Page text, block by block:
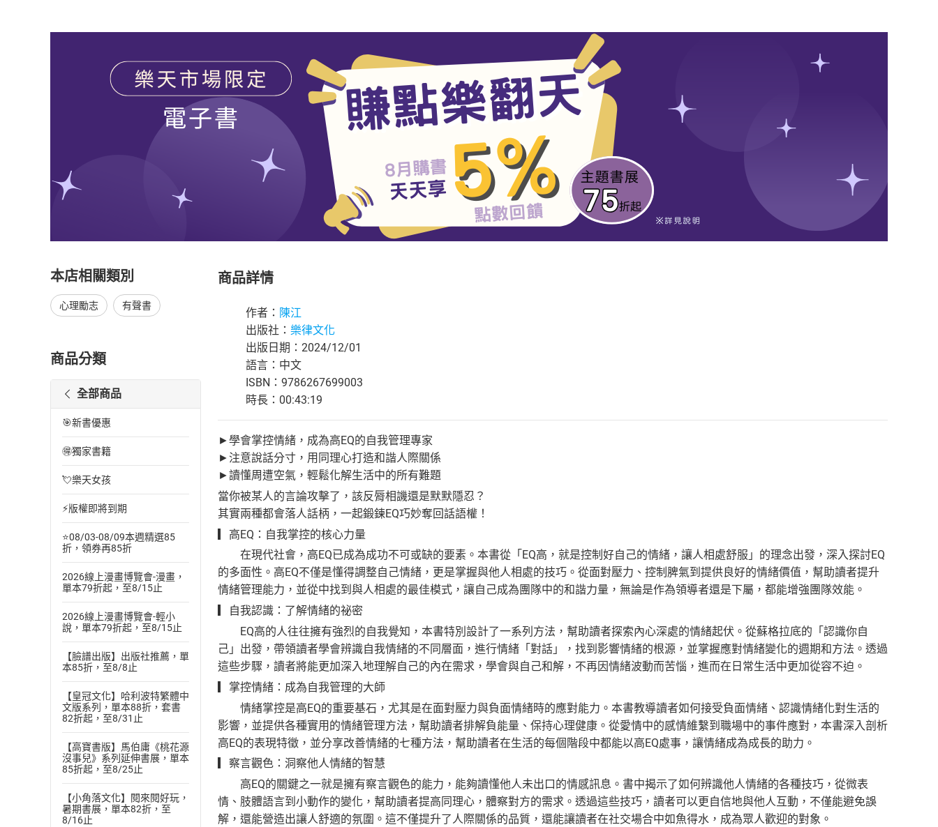
本店相關類別
心理勵志 有聲書
商品分類
全部商品
🎯新書優惠
🉐獨家書籍
💘樂天女孩
⚡版權即將到期
⭐08/03-08/09本週精選85
折，領券再85折
2026線上漫畫博覽會-漫畫，
單本79折起，至8/15止
2026線上漫畫博覽會-輕小
說，單本79折起，至8/15止
【臉譜出版】出版社推薦，單
本85折，至8/8止
【皇冠文化】哈利波特繁體中
文版系列，單本88折，套書
82折起，至8/31止
【高寶書版】馬伯庸《桃花源
沒事兒》系列延伸書展，單本
85折起，至8/25止
【小角落文化】閱來閱好玩，
暑期書展，單本82折，至
8/16止
商品詳情
作者： 陳江
出版社： 樂律文化
出版日期：2024/12/01
語言：中文
ISBN：9786267699003
時長：00:43:19
►學會掌控情緒，成為高EQ的自我管理專家
►注意說話分寸，用同理心打造和諧人際關係
►讀懂周遭空氣，輕鬆化解生活中的所有難題
當你被某人的言論攻擊了，該反脣相譏還是默默隱忍？
其實兩種都會落人話柄，一起鍛鍊EQ巧妙奪回話語權！
▎高EQ：自我掌控的核心力量
在現代社會，高EQ已成為成功不可或缺的要素。本書從「EQ高，就是控制好自己的情緒，讓人相處舒服」的理念出發，深入探討EQ
的多面性。高EQ不僅是懂得調整自己情緒，更是掌握與他人相處的技巧。從面對壓力、控制脾氣到提供良好的情緒價值，幫助讀者提升
情緒管理能力，並從中找到與人相處的最佳模式，讓自己成為團隊中的和諧力量，無論是作為領導者還是下屬，都能增強團隊效能。
▎自我認識：了解情緒的祕密
EQ高的人往往擁有強烈的自我覺知，本書特別設計了一系列方法，幫助讀者探索內心深處的情緒起伏。從蘇格拉底的「認識你自
己」出發，帶領讀者學會辨識自我情緒的不同層面，進行情緒「對話」，找到影響情緒的根源，並掌握應對情緒變化的週期和方法。透過
這些步驟，讀者將能更加深入地理解自己的內在需求，學會與自己和解，不再因情緒波動而苦惱，進而在日常生活中更加從容不迫。
▎掌控情緒：成為自我管理的大師
情緒掌控是高EQ的重要基石，尤其是在面對壓力與負面情緒時的應對能力。本書教導讀者如何接受負面情緒、認識情緒化對生活的
影響，並提供各種實用的情緒管理方法，幫助讀者排解負能量、保持心理健康。從愛情中的感情維繫到職場中的事件應對，本書深入剖析
高EQ的表現特徵，並分享改善情緒的七種方法，幫助讀者在生活的每個階段中都能以高EQ處事，讓情緒成為成長的助力。
▎察言觀色：洞察他人情緒的智慧
高EQ的關鍵之一就是擁有察言觀色的能力，能夠讀懂他人未出口的情感訊息。書中揭示了如何辨識他人情緒的各種技巧，從微表
情、肢體語言到小動作的變化，幫助讀者提高同理心，體察對方的需求。透過這些技巧，讀者可以更自信地與他人互動，不僅能避免誤
解，還能營造出讓人舒適的氛圍。這不僅提升了人際關係的品質，還能讓讀者在社交場合中如魚得水，成為眾人歡迎的對象。